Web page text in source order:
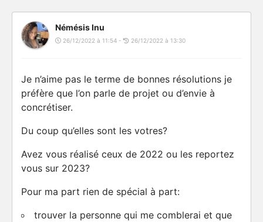
Némésis Inu
26/12/2022 à 11:54 - 26/12/2022 à 13:30
Je n’aime pas le terme de bonnes résolutions je
préfère que l’on parle de projet ou d’envie à
concrétiser.
Du coup qu’elles sont les votres?
Avez vous réalisé ceux de 2022 ou les reportez
vous sur 2023?
Pour ma part rien de spécial à part:
trouver la personne qui me comblerai et que